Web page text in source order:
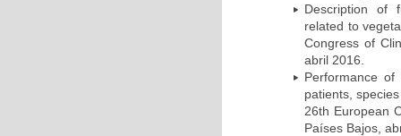
Description of
related to
Congress of
abril 2016.
Performance
patients,
26th European
Países Bajos,